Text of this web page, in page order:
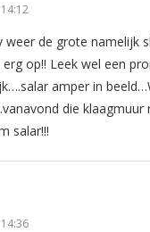
weer de grote namelijk
op!! Leek wel een
amper in
die klaagmuur
salar!!!